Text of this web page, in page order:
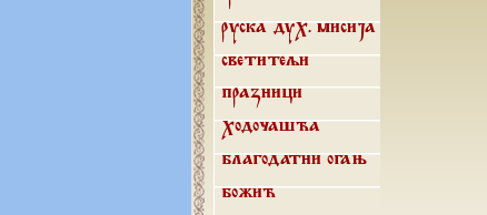
Руска дух. мисија
Светитељи
Празници
Ходочашћа
Благодатни огањ
Божић